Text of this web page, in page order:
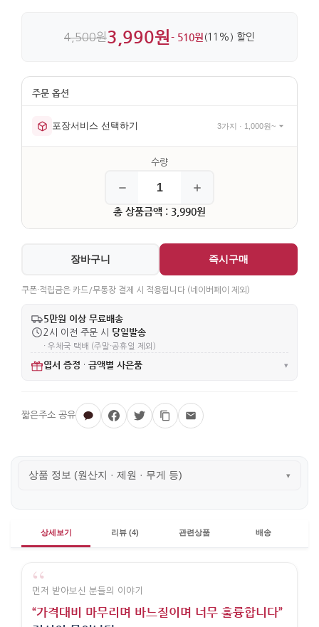
4,500원3,990원- 510원 (11%) 할인
포장서비스 선택하기 3가지 · 1,000원~
총 상품금액 : 3,990원
장바구니 즉시구매
쿠폰·적립금은 카드/무통장 결제 시 적용됩니다 (네이버페이 제외)
5만원 이상 무료배송
2시 이전 주문 시 당일발송
· 우체국 택배 (주말·공휴일 제외)
엽서 증정 · 금액별 사은품 ▾
상품 정보 (원산지 · 제원 · 무게 등) ▾
상세보기 리뷰 (4) 관련상품 배송
“
먼저 받아보신 분들의 이야기
“가격대비 마무리며 바느질이며 너무 훌륭합니다”